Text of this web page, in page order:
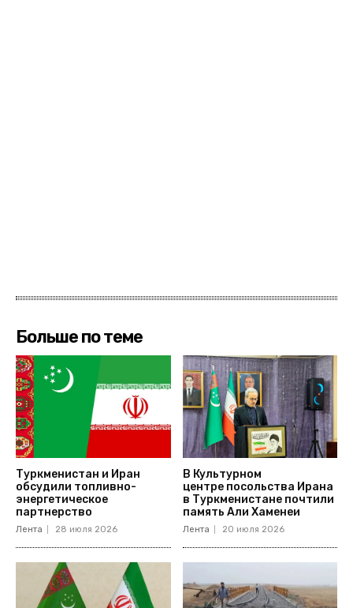
Больше по теме
Туркменистан и Иран
обсудили топливно-
энергетическое
партнерство
Лента 28 июля 2026
В Культурном
центре посольства Ирана
в Туркменистане почтили
память Али Хаменеи
Лента 20 июля 2026